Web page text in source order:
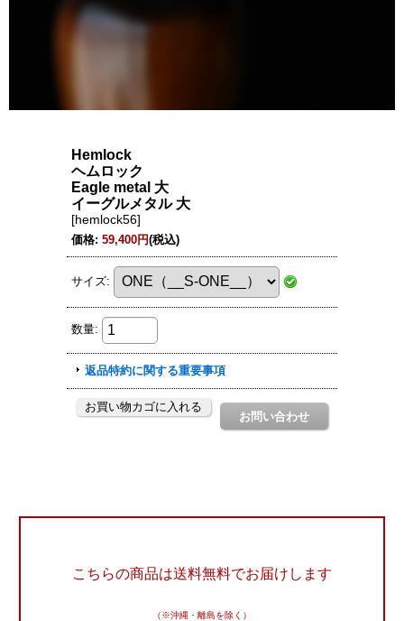
こちらの商品は送料無料でお届けします
（※沖縄・離島を除く）